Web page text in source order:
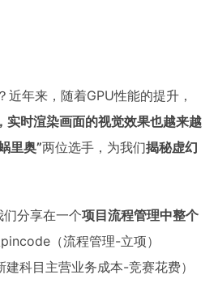
年来，随着GPU性能的提升，
实时渲染画面的视觉效果也越来越
里奥”两位选手，为我们揭秘虚幻
分享在一个项目流程管理中整个
（流程管理-立项）
科目主营业务成本-竞赛花费）